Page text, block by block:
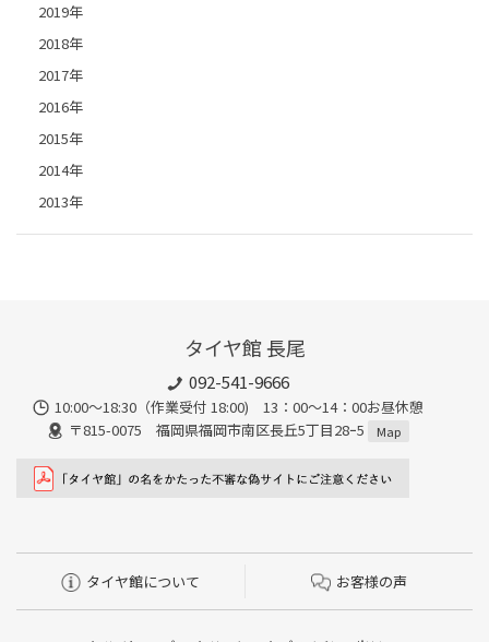
2019年
2018年
2017年
2016年
2015年
2014年
2013年
タイヤ館 長尾
092-541-9666
10:00～18:30（作業受付 18:00) 13：00～14：00お昼休憩
〒815-0075 福岡県福岡市南区長丘5丁目28ｰ5
Map
タイヤ館について お客様の声